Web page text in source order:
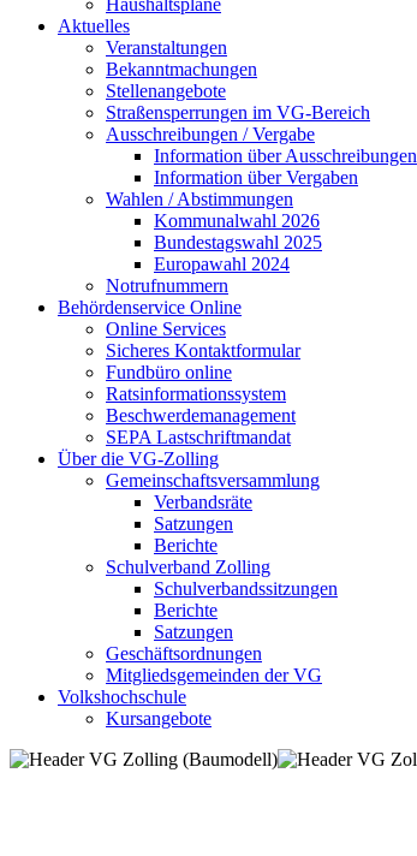
Haushaltspläne
Aktuelles
Veranstaltungen
Bekanntmachungen
Stellenangebote
Straßensperrungen im VG-Bereich
Ausschreibungen / Vergabe
Information über Ausschreibungen
Information über Vergaben
Wahlen / Abstimmungen
Kommunalwahl 2026
Bundestagswahl 2025
Europawahl 2024
Notrufnummern
Behördenservice Online
Online Services
Sicheres Kontaktformular
Fundbüro online
Ratsinformationssystem
Beschwerdemanagement
SEPA Lastschriftmandat
Über die VG-Zolling
Gemeinschaftsversammlung
Verbandsräte
Satzungen
Berichte
Schulverband Zolling
Schulverbandssitzungen
Berichte
Satzungen
Geschäftsordnungen
Mitgliedsgemeinden der VG
Volkshochschule
Kursangebote